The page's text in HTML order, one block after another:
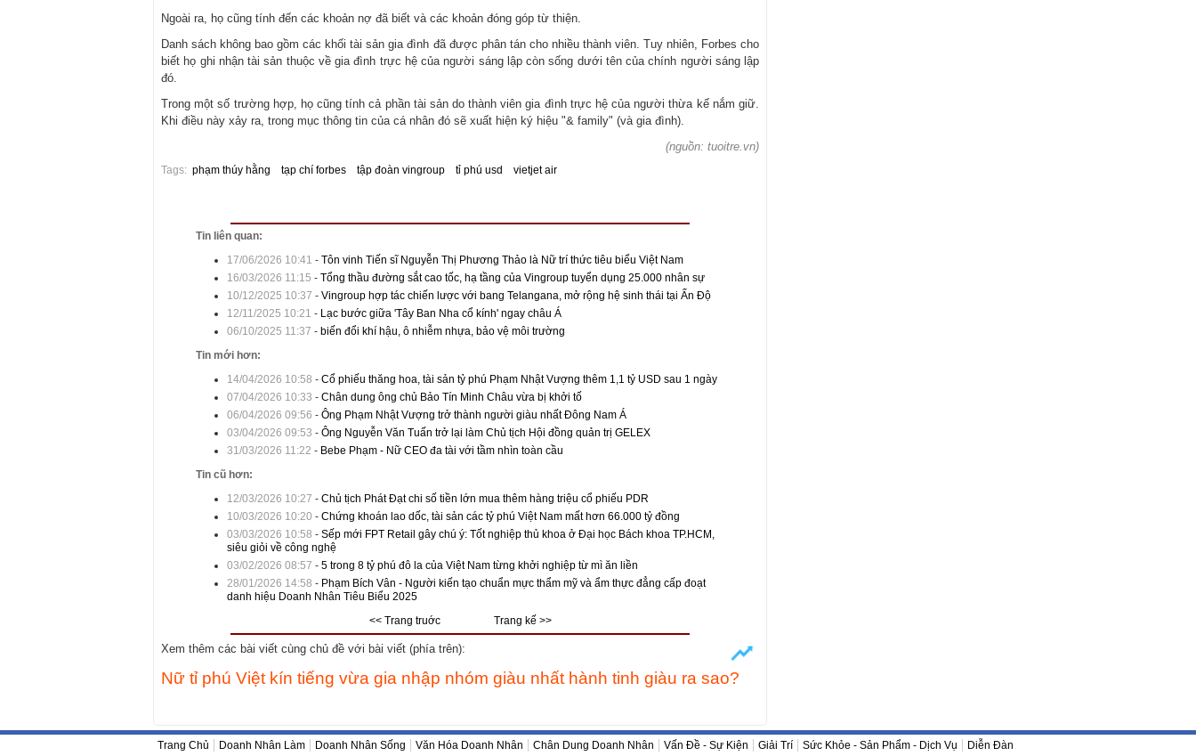
Ngoài ra, họ cũng tính đến các khoản nợ đã biết và các khoản đóng góp từ thiện.
Danh sách không bao gồm các khối tài sản gia đình đã được phân tán cho nhiều thành viên. Tuy nhiên, Forbes cho
biết họ ghi nhận tài sản thuộc về gia đình trực hệ của người sáng lập còn sống dưới tên của chính người sáng lập
đó.
Trong một số trường hợp, họ cũng tính cả phần tài sản do thành viên gia đình trực hệ của người thừa kế nắm giữ.
Khi điều này xảy ra, trong mục thông tin của cá nhân đó sẽ xuất hiện ký hiệu "& family" (và gia đình).
(nguồn: tuoitre.vn)
Tags: phạm thúy hằng tạp chí forbes tập đoàn vingroup tỉ phú usd vietjet air
Tin liên quan:
17/06/2026 10:41 - Tôn vinh Tiến sĩ Nguyễn Thị Phương Thảo là Nữ trí thức tiêu biểu Việt Nam
16/03/2026 11:15 - Tổng thầu đường sắt cao tốc, hạ tầng của Vingroup tuyển dụng 25.000 nhân sự
10/12/2025 10:37 - Vingroup hợp tác chiến lược với bang Telangana, mở rộng hệ sinh thái tại Ấn Độ
12/11/2025 10:21 - Lạc bước giữa 'Tây Ban Nha cổ kính' ngay châu Á
06/10/2025 11:37 - biến đổi khí hậu, ô nhiễm nhựa, bảo vệ môi trường
Tin mới hơn:
14/04/2026 10:58 - Cổ phiếu thăng hoa, tài sản tỷ phú Phạm Nhật Vượng thêm 1,1 tỷ USD sau 1 ngày
07/04/2026 10:33 - Chân dung ông chủ Bảo Tín Minh Châu vừa bị khởi tố
06/04/2026 09:56 - Ông Phạm Nhật Vượng trở thành người giàu nhất Đông Nam Á
03/04/2026 09:53 - Ông Nguyễn Văn Tuấn trở lại làm Chủ tịch Hội đồng quản trị GELEX
31/03/2026 11:22 - Bebe Phạm - Nữ CEO đa tài với tầm nhìn toàn cầu
Tin cũ hơn:
12/03/2026 10:27 - Chủ tịch Phát Đạt chi số tiền lớn mua thêm hàng triệu cổ phiếu PDR
10/03/2026 10:20 - Chứng khoán lao dốc, tài sản các tỷ phú Việt Nam mất hơn 66.000 tỷ đồng
03/03/2026 10:58 - Sếp mới FPT Retail gây chú ý: Tốt nghiệp thủ khoa ở Đại học Bách khoa TP.HCM,
siêu giỏi về công nghệ
03/02/2026 08:57 - 5 trong 8 tỷ phú đô la của Việt Nam từng khởi nghiệp từ mì ăn liền
28/01/2026 14:58 - Phạm Bích Vân - Người kiến tạo chuẩn mực thẩm mỹ và ẩm thực đẳng cấp đoạt
danh hiệu Doanh Nhân Tiêu Biểu 2025
<< Trang truớc
Trang kế >>
Xem thêm các bài viết cùng chủ đề với bài viết (phía trên):
Nữ tỉ phú Việt kín tiếng vừa gia nhập nhóm giàu nhất hành tinh giàu ra sao?
Trang Chủ Doanh Nhân Làm Doanh Nhân Sống Văn Hóa Doanh Nhân Chân Dung Doanh Nhân Vấn Đề - Sự Kiện Giải Trí Sức Khỏe - Sản Phẩm - Dịch Vụ Diễn Đàn